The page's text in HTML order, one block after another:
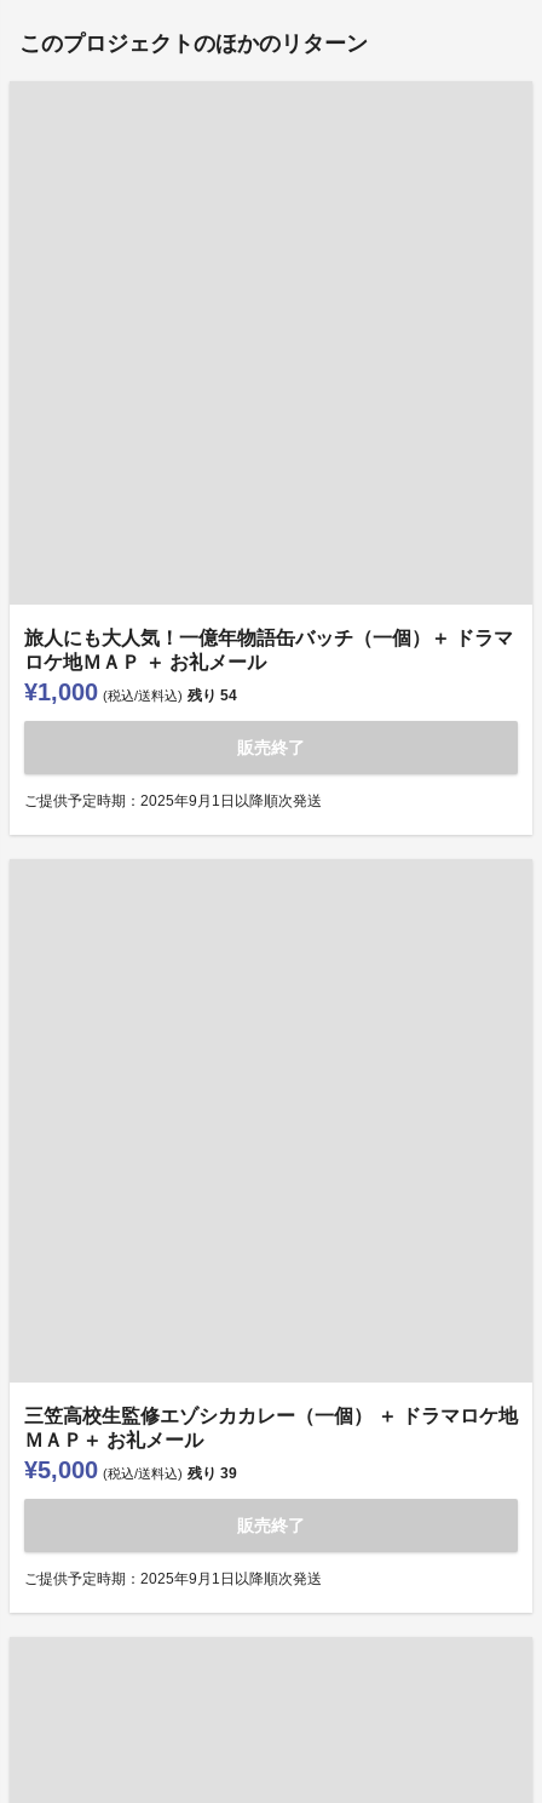
このプロジェクトのほかのリターン
旅人にも大人気！一億年物語缶バッチ（一個）＋ ドラマ
ロケ地ＭＡＰ ＋ お礼メール
¥1,000 (税込/送料込) 残り 54
販売終了
ご提供予定時期：2025年9月1日以降順次発送
三笠高校生監修エゾシカカレー（一個） ＋ ドラマロケ地
ＭＡＰ＋ お礼メール
¥5,000 (税込/送料込) 残り 39
販売終了
ご提供予定時期：2025年9月1日以降順次発送